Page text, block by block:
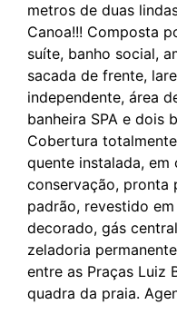
metros de duas
Canoa!!! Composta
suíte, banho social,
sacada de frente,
independente, área
banheira SPA e dois
Cobertura
quente instalada,
conservação, pronta
padrão, revestido
decorado, gás
zeladoria
entre as Praças Luiz